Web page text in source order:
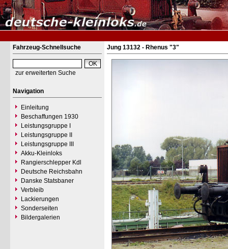
Fahrzeug-Schnellsuche
zur erweiterten Suche
Navigation
Einleitung
Beschaffungen 1930
Leistungsgruppe I
Leistungsgruppe II
Leistungsgruppe III
Akku-Kleinloks
Rangierschlepper Kdl
Deutsche Reichsbahn
Danske Statsbaner
Verbleib
Lackierungen
Sonderseiten
Bildergalerien
Jung 13132 - Rhenus "3"